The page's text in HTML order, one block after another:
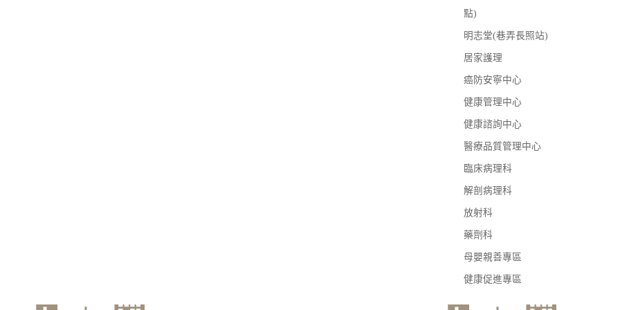
點)
明志堂(巷弄長照站)
居家護理
癌防安寧中心
健康管理中心
健康諮詢中心
醫療品質管理中心
臨床病理科
解剖病理科
放射科
藥劑科
母嬰親善專區
健康促進專區